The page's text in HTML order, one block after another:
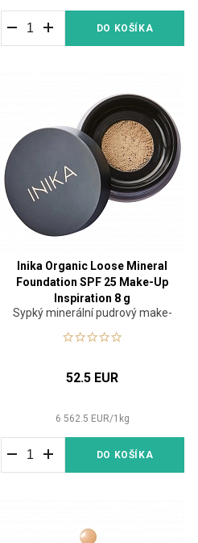
DO KOŠÍKA
Inika Organic Loose Mineral
Foundation SPF 25 Make-Up
Inspiration 8 g
Sypký minerální pudrový make-
52.5 EUR
6 562.5 EUR/1 kg
DO KOŠÍKA